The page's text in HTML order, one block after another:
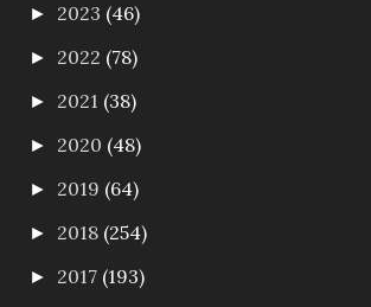
► 2023 (46)
► 2022 (78)
► 2021 (38)
► 2020 (48)
► 2019 (64)
► 2018 (254)
► 2017 (193)